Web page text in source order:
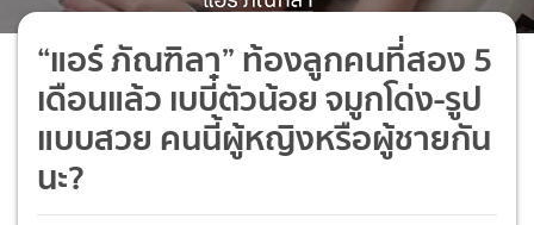
“แอร์ ภัณฑิลา” ท้องลูกคนที่สอง 5
เดือนแล้ว เบบี๋ตัวน้อย จมูกโด่ง-รูป
แบบสวย คนนี้ผู้หญิงหรือผู้ชายกัน
นะ?